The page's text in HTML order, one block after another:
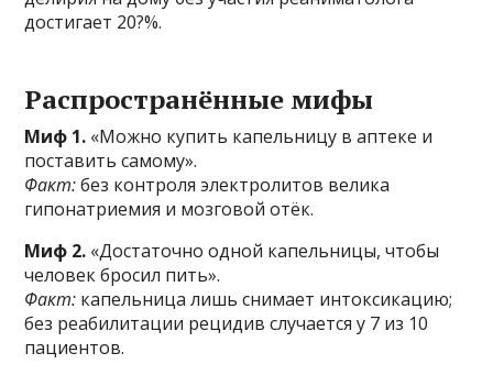
достигает 20?%.
Распространённые мифы
Миф 1. «Можно купить капельницу в аптеке и
поставить самому».
Факт:без контроля электролитов велика
гипонатриемия и мозговой отёк.
Миф 2. «Достаточно одной капельницы, чтобы
человек бросил пить».
Факт: капельница лишь снимает интоксикацию;
без реабилитации рецидив случается у 7 из 10
пациентов.